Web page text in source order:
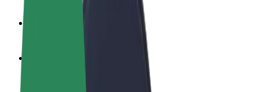
คำถามที่พบบ่อย